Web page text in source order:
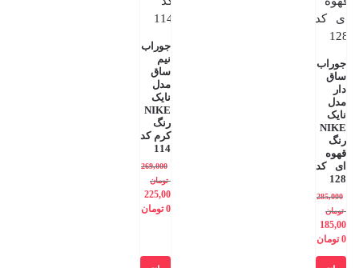
جوراب
ساق
دار
مدل
نایک
NIKE
رنگ
قهوه
ای کد
128
285,000
تومان
185,00
0 تومان
جوراب
نیم
ساق
مدل
نایک
NIKE
رنگ
کرم کد
114
269,000
تومان
225,00
0 تومان